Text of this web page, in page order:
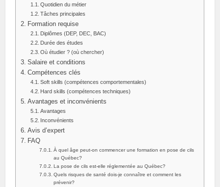
Quotidien du métier
Tâches principales
Formation requise
Diplômes (DEP, DEC, BAC)
Durée des études
Où étudier ? (où chercher)
Salaire et conditions
Compétences clés
Soft skills (compétences comportementales)
Hard skills (compétences techniques)
Avantages et inconvénients
Avantages
Inconvénients
Avis d’expert
FAQ
À quel âge peut-on commencer une formation en pose de cils
au Québec?
La pose de cils est-elle réglementée au Québec?
Quels risques de santé dois‑je connaître et comment les
prévenir?